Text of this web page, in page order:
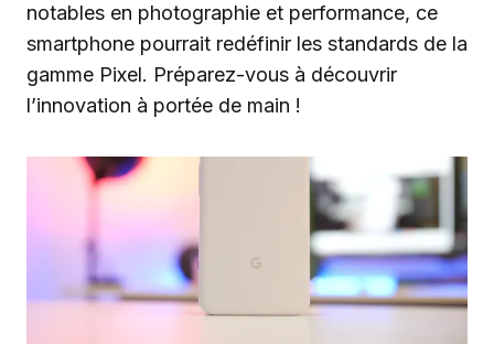
notables en photographie et performance, ce
smartphone pourrait redéfinir les standards de la
gamme Pixel. Préparez-vous à découvrir
l’innovation à portée de main !